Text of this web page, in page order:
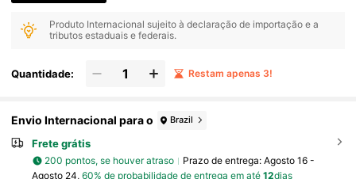
Produto Internacional sujeito à declaração de importação e a
tributos estaduais e federais.
Quantidade: Restam apenas 3!
Envio Internacional para o Brazil
Frete grátis
200 pontos, se houver atraso Prazo de entrega: Agosto 16 -
Agosto 24, 60% de probabilidade de entrega em até 12dias